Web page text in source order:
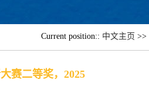
Current position:: 中文主页 >>
赛二等奖，2025